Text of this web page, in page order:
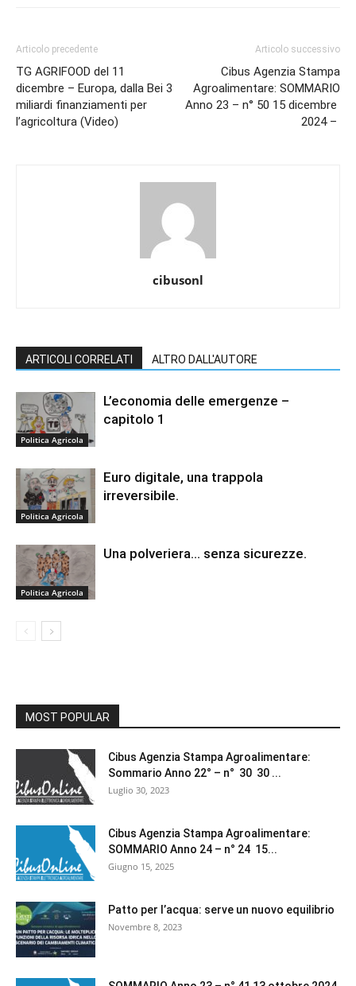
Articolo precedente
TG AGRIFOOD del 11
dicembre – Europa, dalla Bei 3
miliardi finanziamenti per
l’agricoltura (Video)
Articolo successivo
Cibus Agenzia Stampa
Agroalimentare: SOMMARIO
Anno 23 – n° 50 15 dicembre
2024 –
cibusonl
ARTICOLI CORRELATI ALTRO DALL'AUTORE
Politica Agricola
L’economia delle emergenze –
capitolo 1
Politica Agricola
Euro digitale, una trappola
irreversibile.
Politica Agricola
Una polveriera… senza sicurezze.
MOST POPULAR
Cibus Agenzia Stampa Agroalimentare:
Sommario Anno 22° – n° 30 30 ...
Luglio 30, 2023
Cibus Agenzia Stampa Agroalimentare:
SOMMARIO Anno 24 – n° 24 15...
Giugno 15, 2025
Patto per l’acqua: serve un nuovo equilibrio
Novembre 8, 2023